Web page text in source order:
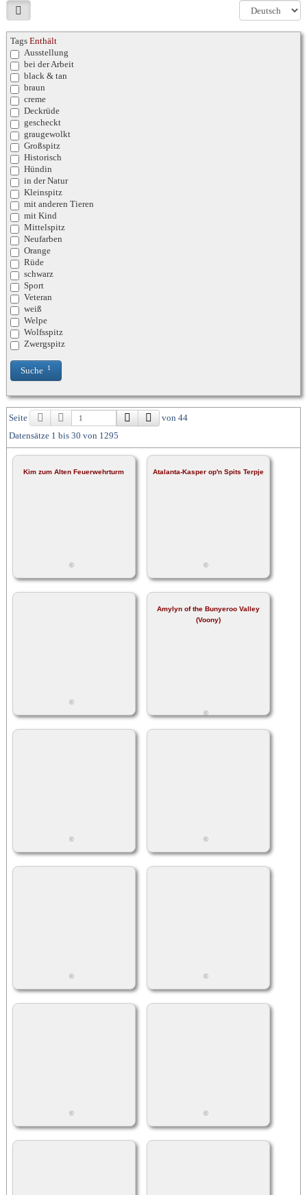
Tags Enthält
Ausstellung
bei der Arbeit
black & tan
braun
creme
Deckrüde
gescheckt
graugewolkt
Großspitz
Historisch
Hündin
in der Natur
Kleinspitz
mit anderen Tieren
mit Kind
Mittelspitz
Neufarben
Orange
Rüde
schwarz
Sport
Veteran
weiß
Welpe
Wolfsspitz
Zwergspitz
Suche 1
Seite
von 44
Datensätze 1 bis 30 von 1295
Kim zum Alten Feuerwehrturm
©
Atalanta-Kasper op'n Spits Terpje
©
©
Amylyn of the Bunyeroo Valley
(Voony)
©
© ©
© ©
© ©